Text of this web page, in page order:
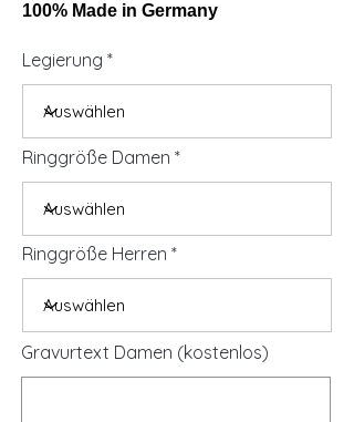
100% Made in Germany
Legierung
Ringgröße Damen
Ringgröße Herren
Gravurtext Damen (kostenlos)